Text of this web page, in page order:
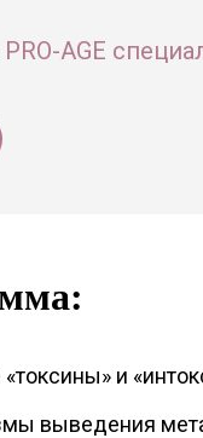
AGE
и
выведения